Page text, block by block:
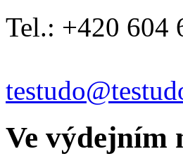
Tel.: +420 604
Ve výdejním